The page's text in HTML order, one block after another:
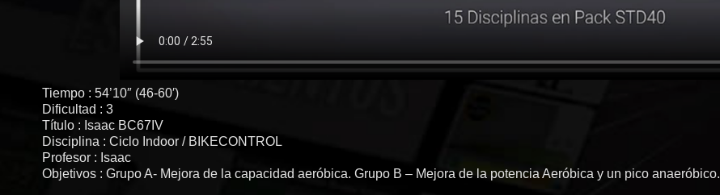
Tiempo : 54’10″ (46-60′)
Dificultad : 3
Título : Isaac BC67IV
Disciplina : Ciclo Indoor / BIKECONTROL
Profesor : Isaac
Objetivos : Grupo A- Mejora de la capacidad aeróbica. Grupo B – Mejora de la potencia Aeróbica y un pico anaeróbico.